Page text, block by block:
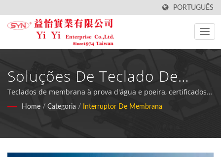
PORTUGUÊS
Soluções De Teclado De
Membrana Com Placa De
Alumínio Premium Para
Aplicações Industriais
Teclados de membrana à prova d'água e poeira, certificados
pela ISO 9001, com suporte de alumínio, projetados para
Home / Categoria / Interruptor De Membrana